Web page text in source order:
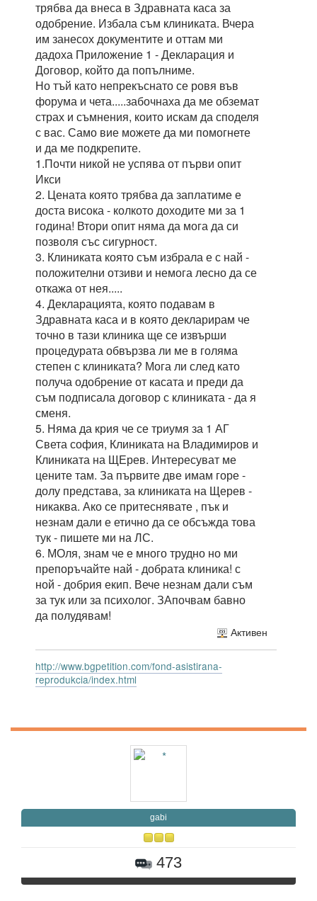
трябва да внеса в Здравната каса за
одобрение. Избала съм клиниката. Вчера
им занесох документите и оттам ми
дадоха Приложение 1 - Декларация и
Договор, който да попълниме.
Но тъй като непрекъснато се ровя във
форума и чета.....забочнаха да ме обземат
страх и съмнения, които искам да споделя
с вас. Само вие можете да ми помогнете
и да ме подкрепите.
1.Почти никой не успява от първи опит
Икси
2. Цената която трябва да заплатиме е
доста висока - колкото доходите ми за 1
година! Втори опит няма да мога да си
позволя със сигурност.
3. Клиниката която съм избрала е с най -
положителни отзиви и немога лесно да се
откажа от нея.....
4. Декларацията, която подавам в
Здравната каса и в която декларирам че
точно в тази клиника ще се извърши
процедурата обвързва ли ме в голяма
степен с клиниката? Мога ли след като
получа одобрение от касата и преди да
съм подписала договор с клиниката - да я
сменя.
5. Няма да крия че се триумя за 1 АГ
Света софия, Клиниката на Владимиров и
Клиниката на ЩЕрев. Интересуват ме
цените там. За първите две имам горе -
долу представа, за клиниката на Щерев -
никаква. Ако се притеснявате , пък и
незнам дали е етично да се обсъжда това
тук - пишете ми на ЛС.
6. МОля, знам че е много трудно но ми
препоръчайте най - добрата клиника! с
ной - добрия екип. Вече незнам дали съм
за тук или за психолог. ЗАпочвам бавно
да полудявам!
Активен
http://www.bgpetition.com/fond-asistirana-
reprodukcia/index.html
gabi
473